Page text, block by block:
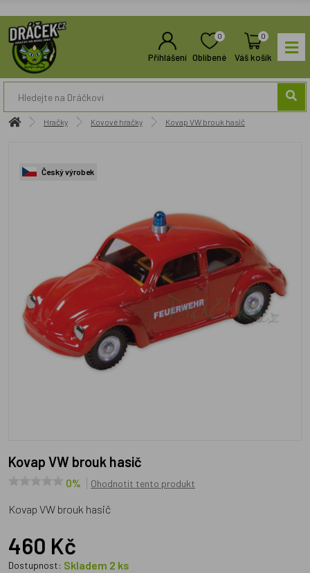
Přihlášení
0
Oblíbené
0
Váš košík
Hračky Kovové hračky Kovap VW brouk hasič
Český výrobek
Kovap VW brouk hasič
0% Ohodnotit tento produkt
Kovap VW brouk hasič
460 Kč
Dostupnost: Skladem 2 ks